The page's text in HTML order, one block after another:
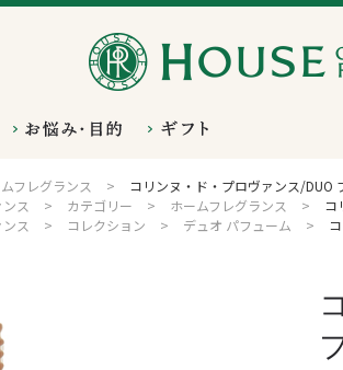
フレグランス >
コリンヌ・ド・プロヴァンス/
ス > カテゴリー > ホームフレグランス >
コ
ス > コレクション > デュオ パフューム >